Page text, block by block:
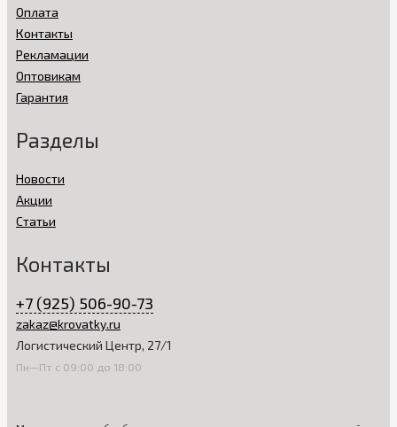
Оплата
Контакты
Рекламации
Оптовикам
Гарантия
Разделы
Новости
Акции
Статьи
Контакты
+7 (925) 506-90-73
zakaz@krovatky.ru
Логистический Центр, 27/1
Пн—Пт с 09:00 до 18:00